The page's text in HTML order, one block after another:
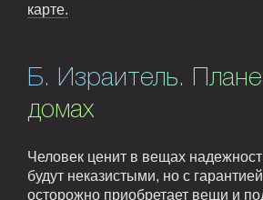
карте.
Б. Израитель.
домах
Человек ценит в вещах
будут неказистыми, но с
осторожно приобретает вещи и